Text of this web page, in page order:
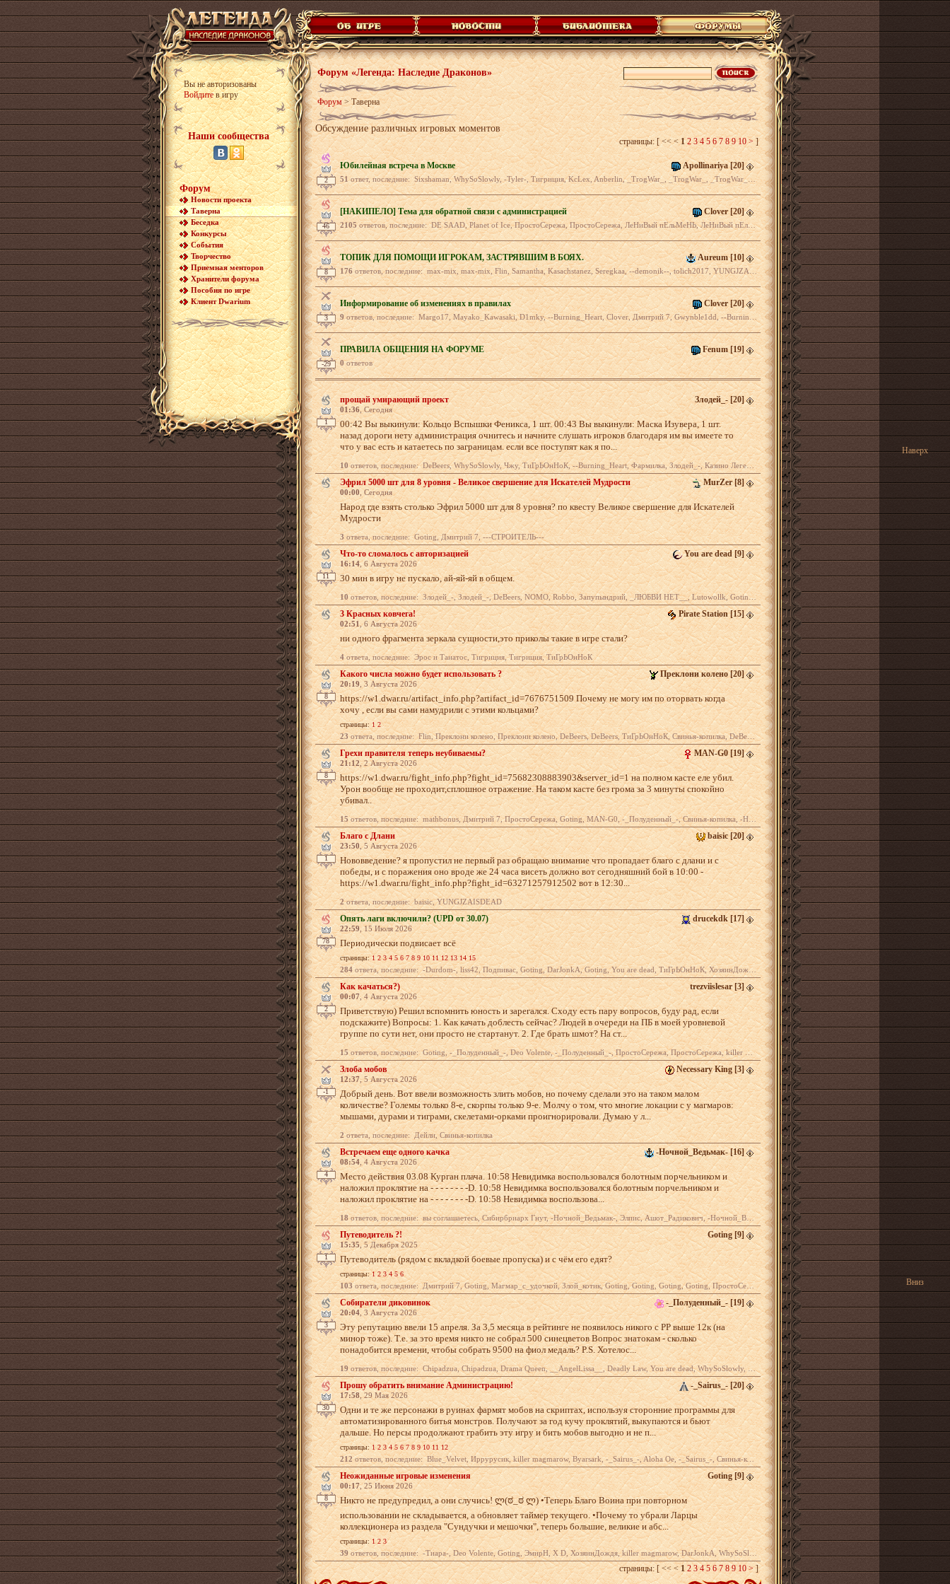
Вы не авторизованы
Войдитев игру
Наши сообщества
Форум
Новости проекта
Таверна
Беседка
Конкурсы
События
Творчество
Приемная менторов
Хранители форума
Пособия по игре
Клиент Dwarium
Форум «Легенда: Наследие Драконов»
Форум > Таверна
Обсуждение различных игровых моментов
страницы:[ << <1 2 3 4 5 6 7 8 9 10 >]
2
Юбилейная встреча в Москве Apollinariya [20]
51ответ, последние: Sixshaman, WhySoSlowly, -Tyler-, Тигриция, KcLex, Anberlin, _TrogWar_, _TrogWar_, _TrogWar_, Sir Percival ...
46
[НАКИПЕЛО] Тема для обратной связи с администрацией Clover [20]
2105ответов, последние: DE SAAD, Planet of Ice, ПростоСережа, ПростоСережа, ЛеНиВый пЕльМеНЬ, ЛеНиВый пЕльМеНЬ, Nike, Planet of Ice, Тигриция, filinn ...
8
ТОПИК ДЛЯ ПОМОЩИ ИГРОКАМ, ЗАСТРЯВШИМ В БОЯХ. Aureum [10]
176 ответов, последние: max-mix, max-mix, Flin, Samantha, Kasachstanez, Seregkaa, --demonik--, tolich2017, YUNGJZAISDEAD, Fight ...
3
Информирование об изменениях в правилах Clover [20]
9ответов, последние: Margo17, Mayako_Kawasaki, D1mky, --Burning_Heart, Clover, Дмитрий 7, Gwynble1dd, --Burning_Heart, ---СТРОИТЕЛЬ---
-29
ПРАВИЛА ОБЩЕНИЯ НА ФОРУМЕ Fenum [19]
0ответов
1
прощай умирающий проект Злодей_- [20]
01:36, Сегодня
00:42 Вы выкинули: Кольцо Вспышки Феникса, 1 шт. 00:43 Вы выкинули: Маска Изувера, 1 шт.
назад дороги нету администрация очнитесь и начните слушать игроков благодаря им вы имеете то
что у вас есть и катаетесь по заграницам. если все поступят как я по...
10ответов, последние: DeBeers, WhySoSlowly, Чжу, ТиГрЬОнНоК, --Burning_Heart, Фармилка, Злодей_-, Казино Легенда, ГНОМ_СУББОТА, Foksi
Эфрил 5000 шт для 8 уровня - Великое свершение для Искателей Мудрости MurZer [8]
00:00, Сегодня
Народ где взять столько Эфрил 5000 шт для 8 уровня? по квесту Великое свершение для Искателей
Мудрости
3ответа, последние: Goting, Дмитрий 7, ---СТРОИТЕЛЬ---
11
Что-то сломалось с авторизацией You are dead [9]
16:14, 6 Августа 2026
30 мин в игру не пускало, ай-яй-яй в общем.
10ответов, последние: Злодей_-, Злодей_-, DeBeers, NOMO, Robbo, Запупындрий, _ЛЮБВИ НЕТ__, Lutowollk, Goting, Масутацу
3 Красных ковчега! Pirate Station [15]
02:51, 6 Августа 2026
ни одного фрагмента зеркала сущности,это приколы такие в игре стали?
4ответа, последние: Эрос и Танатос, Тигриция, Тигриция, ТиГрЬОнНоК
8
Какого числа можно будет использовать ? Преклони колено [20]
20:19, 3 Августа 2026
https://w1.dwar.ru/artifact_info.php?art­ifact_id=7676751509 Почему не могу им по оторвать когда
хочу , если вы сами намудрили с этими кольцами?
страницы: 1 2
23ответа, последние: Flin, Преклони колено, Преклони колено, DeBeers, DeBeers, ТиГрЬОнНоК, Свинья-копилка, DeBeers, Дмитрий 7, Gamma Doppler ...
8
Грехи правителя теперь неубиваемы? MAN-G0 [19]
21:12, 2 Августа 2026
https://w1.dwar.ru/fight_info.php?fight_­id=75682308883903&server_id=1 на полном касте еле убил.
Урон вообще не проходит,сплошное отражение. На таком касте без грома за 3 минуты спокойно
убивал..
15ответов, последние: mathbonus, Дмитрий 7, ПростоСережа, Goting, MAN-G0, -_Полуденный_-, Свинья-копилка, -Ночной_Ведьмак-, -Ночной_Ведьмак-, Goting ...
1
Благо с Длани baisic [20]
23:50, 5 Августа 2026
Нововведение? я пропустил не первый раз обращаю внимание что пропадает благо с длани и с
победы, и с поражения оно вроде же 24 часа висеть должно вот сегодняшний бой в 10:00 -
https://w1.dwar.ru/fight_info.php?fight_­id=63271257912502 вот в 12:30...
2ответа, последние: baisic, YUNGJZAISDEAD
78
Опять лаги включили? (UPD от 30.07) drucekdk [17]
22:59, 15 Июля 2026
Периодически подвисает всё
страницы: 1 2 3 4 5 6 7 8 9 10 11 12 13 14 15
284ответа, последние: -Durdom-, liss42, Подпивас, Goting, DarJonkA, Goting, You are dead, ТиГрЬОнНоК, ХозяинДождя, ТиГрЬОнНоК ...
2
Как качаться?) trezviislesar [3]
00:07, 4 Августа 2026
Приветствую) Решил вспомнить юность и зарегался. Сходу есть пару вопросов, буду рад, если
подскажите) Вопросы: 1. Как качать доблесть сейчас? Людей в очереди на ПБ в моей уровневой
группе по сути нет, они просто не стартанут. 2. Где брать шмот? На ст...
15ответов, последние: Goting, -_Полуденный_-, Deo Volente, -_Полуденный_-, ПростоСережа, ПростоСережа, killer magmarow, идн, Рыцарь-Дракон, Тигриция ...
-1
Злоба мобов Necessary King [3]
12:37, 5 Августа 2026
Добрый день. Вот ввели возможность злить мобов, но почему сделали это на таком малом
количестве? Големы только 8-е, скорпы только 9-е. Молчу о том, что многие локации с у магмаров:
мышами, дурами и тиграми, скелетами-орками проигнорировали. Думаю у л...
2ответа, последние: Дейли, Свинья-копилка
4
Встречаем еще одного качка -Ночной_Ведьмак- [16]
08:54, 4 Августа 2026
Место действия 03.08 Курган плача. 10:58 Невидимка воспользовался болотным порчельником и
наложил проклятие на - - - - - - - -D. 10:58 Невидимка воспользовался болотным порчельником и
наложил проклятие на - - - - - - - -D. 10:58 Невидимка воспользова...
18ответов, последние: вы соглашаетесь, Сибирбриарх Гнут, -Ночной_Ведьмак-, Элпис, Ашот_Радикович, -Ночной_Ведьмак-, Performance Mind, Сибирбриарх Гнут, Сибирбриарх Гнут, ПьЯнЫЙ ДеД ...
1
Путеводитель ?! Goting [9]
15:35, 5 Декабря 2025
Путеводитель (рядом с вкладкой боевые пропуска) и с чём его едят?
страницы: 1 2 3 4 5 6
103ответа, последние: Дмитрий 7, Goting, Магмар_с_удочкой, Злой_котик, Goting, Goting, Goting, Goting, ПростоСережа, Goting ...
3
Собиратели диковинок -_Полуденный_- [19]
20:04, 3 Августа 2026
Эту репутацию ввели 15 апреля. За 3,5 месяца в рейтинге не появилось никого с РР выше 12к (на
минор тоже). Т.е. за это время никто не собрал 500 синецветов Вопрос знатокам - сколько
понадобится времени, чтобы собрать 9500 на фиол медаль? P.S. Хотелос...
19ответов, последние: Chipadzua, Chipadzua, Drama Queen, __AngelLissa__, Deadly Law, You are dead, WhySoSlowly, Эрос и Танатос, HS, -_Полуденный_- ...
30
Прошу обратить внимание Администрацию! -_Sairus_- [20]
17:58, 29 Мая 2026
Одни и те же персонажи в руинах фармят мобов на скриптах, используя сторонние программы для
автоматизированного битья монстров. Получают за год кучу проклятий, выкупаются и бьют
дальше. Но персы продолжают грабить эту игру и бить мобов выгодно и не п...
страницы: 1 2 3 4 5 6 7 8 9 10 11 12
212ответов, последние: Blue_Velvet, Иррурусик, killer magmarow, Byarsark, -_Sairus_-, Aloha Oe, -_Sairus_-, Свинья-копилка, -_Sairus_-, Иррурусик ...
8
Неожиданные игровые изменения Goting [9]
00:17, 25 Июня 2026
Никто не предупредил, а они случись! ლ(ಠ_ಠ ლ) •Теперь Благо Воина при повторном
использовании не складывается, а обновляет таймер текущего. •Почему то убрали Ларцы
коллекционера из раздела "Сундучки и мешочки", теперь большие, великие и абс...
страницы: 1 2 3
39ответов, последние: -Тиара-, Deo Volente, Goting, ЭмирН, X D, ХозяинДождя, killer magmarow, DarJonkA, WhySoSlowly, Магмар_с_удочкой ...
страницы:[ << <1 2 3 4 5 6 7 8 9 10 >]
Наверх
Вниз